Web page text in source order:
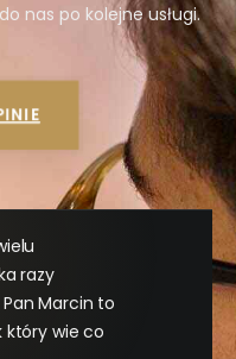
nas po kolejne usługi.
razy
Marcin to
który wie co